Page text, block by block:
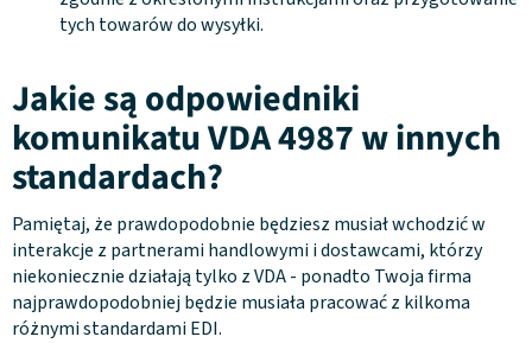
tych towarów do wysyłki.
Jakie są odpowiedniki
komunikatu VDA 4987 w innych
standardach?
Pamiętaj, że prawdopodobnie będziesz musiał wchodzić w
interakcje z partnerami handlowymi i dostawcami, którzy
niekoniecznie działają tylko z VDA - ponadto Twoja firma
najprawdopodobniej będzie musiała pracować z kilkoma
różnymi standardami EDI.